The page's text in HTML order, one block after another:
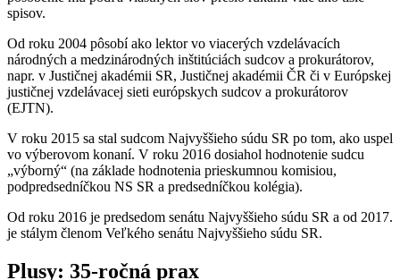
spisov.
Od roku 2004 pôsobí ako lektor vo viacerých vzdelávacích
národných a medzinárodných inštitúciách sudcov a prokurátorov,
napr. v Justičnej akadémii SR, Justičnej akadémii ČR či v Európskej
justičnej vzdelávacej sieti európskych sudcov a prokurátorov
(EJTN).
V roku 2015 sa stal sudcom Najvyššieho súdu SR po tom, ako uspel
vo výberovom konaní. V roku 2016 dosiahol hodnotenie sudcu
„výborný“ (na základe hodnotenia prieskumnou komisiou,
podpredsedníčkou NS SR a predsedníčkou kolégia).
Od roku 2016 je predsedom senátu Najvyššieho súdu SR a od 2017.
je stálym členom Veľkého senátu Najvyššieho súdu SR.
Plusy: 35-ročná prax